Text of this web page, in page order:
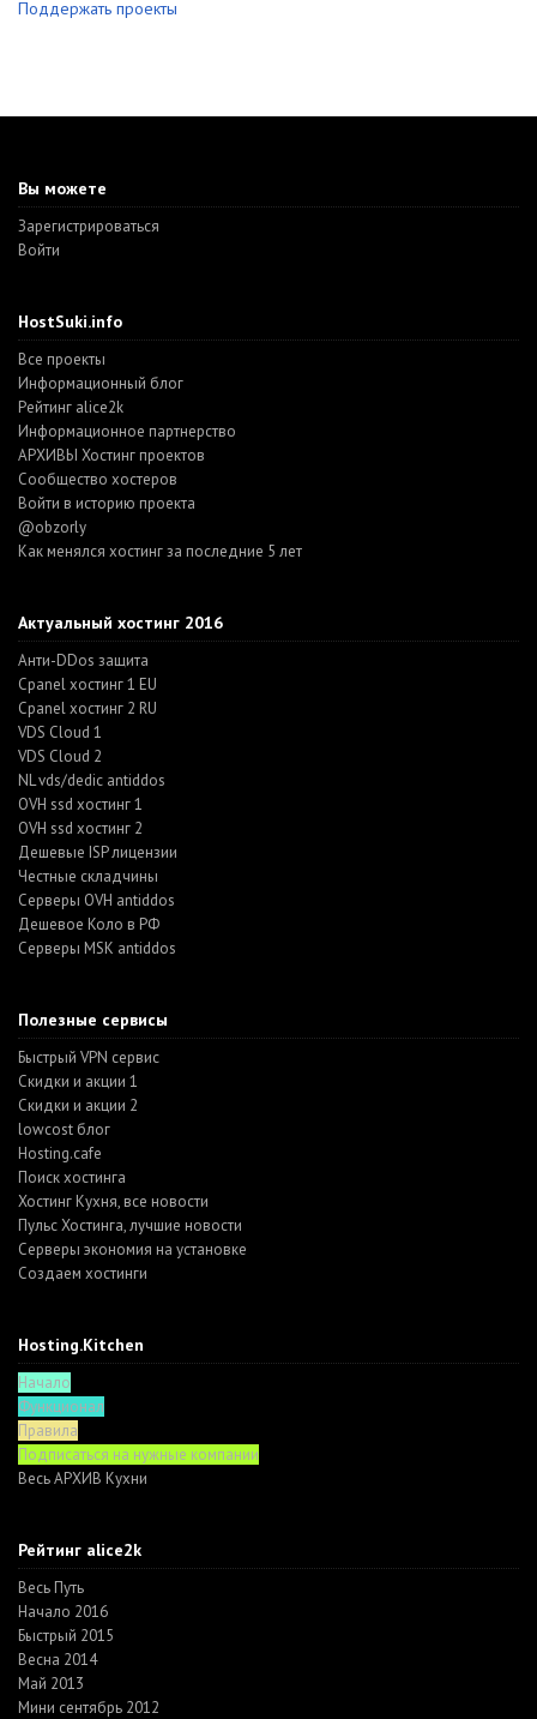
Поддержать проекты
Вы можете
Зарегистрироваться
Войти
HostSuki.info
Все проекты
Информационный блог
Рейтинг alice2k
Информационное партнерство
АРХИВЫ Хостинг проектов
Cообщество хостеров
Войти в историю проекта
@obzorly
Как менялся хостинг за последние 5 лет
Актуальный хостинг 2016
Анти-DDos защита
Cpanel хостинг 1 EU
Cpanel хостинг 2 RU
VDS Cloud 1
VDS Cloud 2
NL vds/dedic antiddos
OVH ssd хостинг 1
OVH ssd хостинг 2
Дешевые ISP лицензии
Честные складчины
Серверы OVH antiddos
Дешевое Коло в РФ
Серверы MSK antiddos
Полезные сервисы
Быстрый VPN сервис
Скидки и акции 1
Скидки и акции 2
lowcost блог
Hosting.cafe
Поиск хостинга
Хостинг Кухня, все новости
Пульс Хостинга, лучшие новости
Серверы экономия на установке
Создаем хостинги
Hosting.Kitchen
Начало
Функционал
Правила
Подписаться на нужные компании
Весь АРХИВ Кухни
Рейтинг alice2k
Весь Путь
Начало 2016
Быстрый 2015
Весна 2014
Май 2013
Мини сентябрь 2012